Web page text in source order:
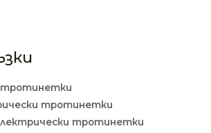
тротинетки
тротинетки
тротинетки